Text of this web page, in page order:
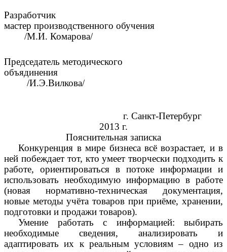
Разработчик
мастер производственного обучения
/М.И. Комарова/
Председатель методического
объядинения
/И.Э.Вилкова/
г. Санкт-Петербург
2013 г.
Пояснительная записка
Конкуренция в мире бизнеса всё возрастает, и в
ней побеждает тот, кто умеет творчески подходить к
работе, ориентироваться в потоке информации и
использовать необходимую информацию в работе
(новая нормативно-техническая документация,
новые методы учёта товаров при приёме, хранении,
подготовки и продажи товаров).
Умение работать с информацией: выбирать
необходимые сведения, анализировать и
адаптировать их к реальным условиям – одно из